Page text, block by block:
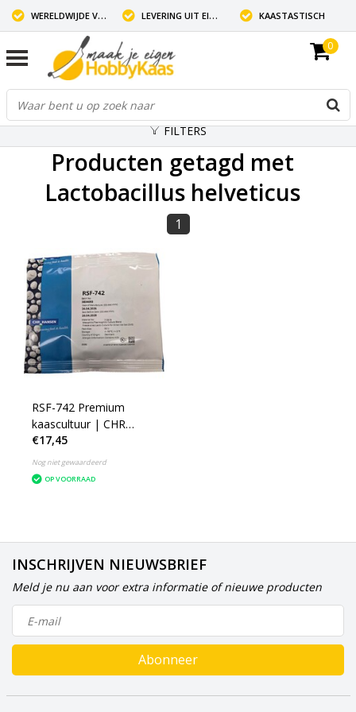
WERELDWIJDE VERZENDING LEVERING UIT EIGEN VOORRAAD KAASTASTISCH
0
FILTERS
Producten getagd met
Lactobacillus helveticus
1
RSF-742 Premium
kaascultuur | CHR
Hansen
€17,45
Nog niet gewaardeerd
OP VOORRAAD
INSCHRIJVEN NIEUWSBRIEF
Meld je nu aan voor extra informatie of nieuwe producten
Abonneer